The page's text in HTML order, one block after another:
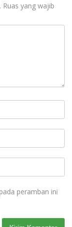
Ruas yang wajib
peramban ini